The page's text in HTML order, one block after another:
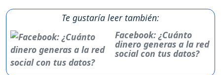
Te gustaría leer también:
Facebook: ¿Cuánto
dinero generas a la red
social con tus datos?